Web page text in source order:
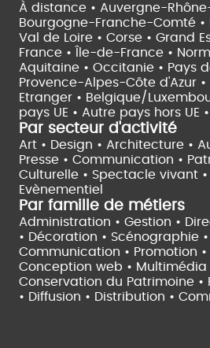
À distance • Auvergne-
Bourgogne-Franche-Comté •
Val de Loire • Corse • Grand
France •
Île-de-France •
Aquitaine • Occitanie • Pays
Provence-Alpes-Côte d'Azur •
Etranger • Belgique/
pays UE • Autre pays hors UE •
Par secteur d'activité
Art • Design • Architecture •
Presse • Communication •
Culturelle • Spectacle vivant •
Evènementiel
Par famille de métiers
Administration • Gestion •
• Décoration • Scénographie •
Communication • Promotion •
Conception web • Multimédia
Conservation du Patrimoine •
• Diffusion • Distribution •